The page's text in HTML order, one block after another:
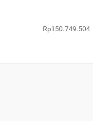
Rp150.749.504